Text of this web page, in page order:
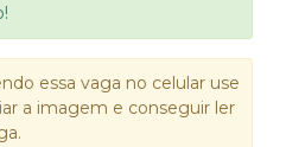
essa vaga no celular use
a imagem e conseguir ler